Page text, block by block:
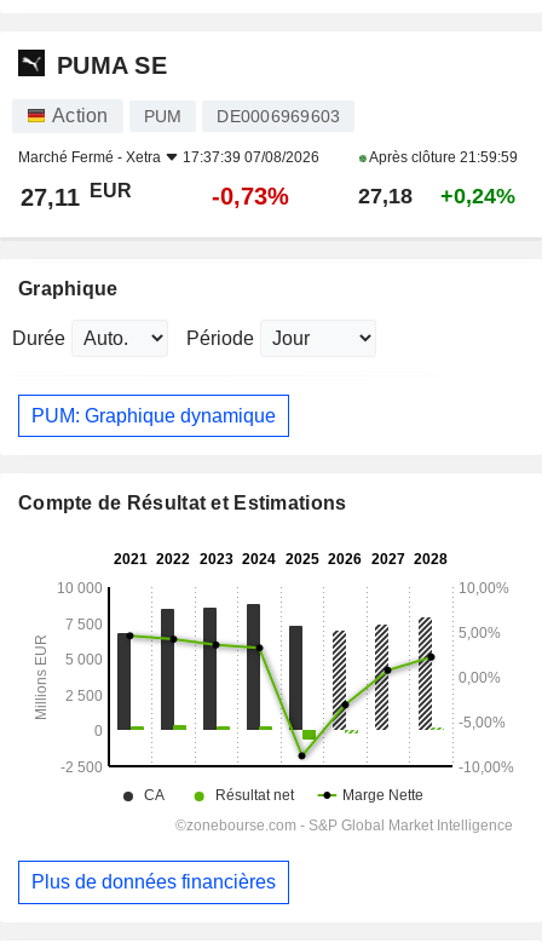
PUMA SE
Action PUM DE0006969603
Marché Fermé - Xetra 17:37:39 07/08/2026 Après clôture 21:59:59
27,11 EUR -0,73% 27,18 +0,24%
Graphique
Durée Période
PUM: Graphique dynamique
Compte de Résultat et Estimations
Plus de données financières